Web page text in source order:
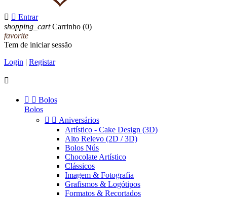
  Entrar
shopping_cart Carrinho (0)
favorite
Tem de iniciar sessão
Login | Registar

  Bolos
Bolos
  Aniversários
Artístico - Cake Design (3D)
Alto Relevo (2D / 3D)
Bolos Nús
Chocolate Artístico
Clássicos
Imagem & Fotografia
Grafismos & Logótipos
Formatos & Recortados